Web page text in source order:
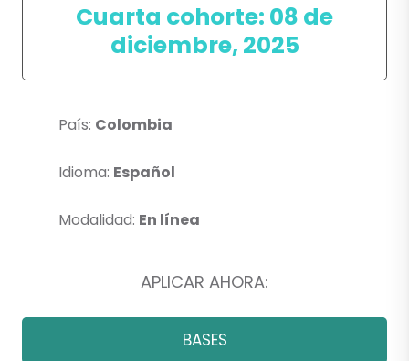
Cuarta cohorte: 08 de
diciembre, 2025
País: Colombia
Idioma: Español
Modalidad: En línea
APLICAR AHORA:
BASES